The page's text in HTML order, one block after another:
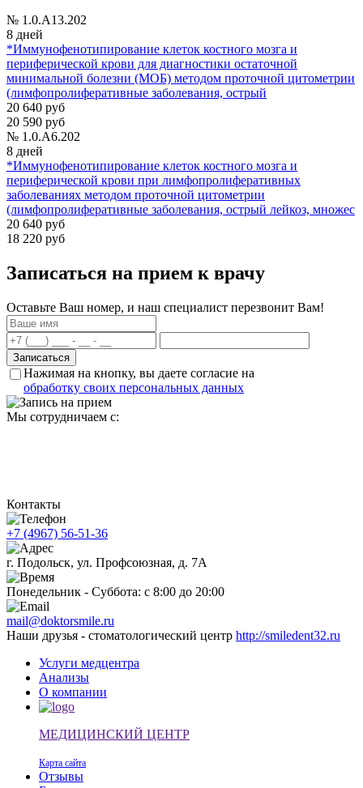
№ 1.0.A13.202
8 дней
*Иммунофенотипирование клеток костного мозга и
периферической крови для диагностики остаточной
минимальной болезни (МОБ) методом проточной цитометрии
(лимфопролиферативные заболевания, острый
20 640 руб
20 590 руб
№ 1.0.A6.202
8 дней
*Иммунофенотипирование клеток костного мозга и
периферической крови при лимфопролиферативных
заболеваниях методом проточной цитометрии
(лимфопролиферативные заболевания, острый лейкоз, множес
20 640 руб
18 220 руб
Записаться на прием к врачу
Оставьте Ваш номер, и наш специалист перезвонит Вам!
Нажимая на кнопку, вы даете согласие на
обработку своих персональных данных
Мы сотрудничаем с:
Контакты
+7 (4967) 56-51-36
г. Подольск, ул. Профсоюзная, д. 7А
Понедельник - Суббота: с 8:00 до 20:00
mail@doktorsmile.ru
Наши друзья - стоматологический центр http://smiledent32.ru
Услуги медцентра
Анализы
О компании
МЕДИЦИНСКИЙ ЦЕНТР
Карта сайта
Отзывы